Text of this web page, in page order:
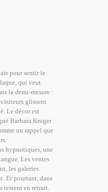
pour sentir le
qui veut
la demi-mesure :
glissent
Le décor est
Barbara Kruger
un rappel que
hypnotiques, une
Les ventes
les galeries
Et pourtant, dans
restent en retrait.